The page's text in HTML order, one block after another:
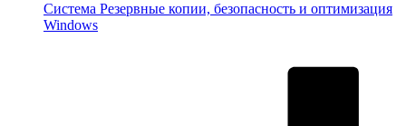
Система Резервные копии, безопасность и оптимизация
Windows